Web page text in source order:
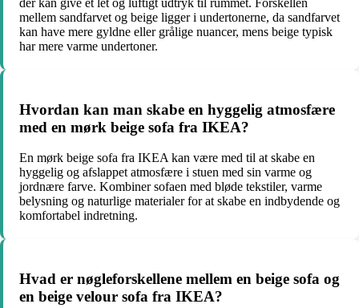
der kan give et let og luftigt udtryk til rummet. Forskellen
mellem sandfarvet og beige ligger i undertonerne, da sandfarvet
kan have mere gyldne eller grålige nuancer, mens beige typisk
har mere varme undertoner.
Hvordan kan man skabe en hyggelig atmosfære
med en mørk beige sofa fra IKEA?
En mørk beige sofa fra IKEA kan være med til at skabe en
hyggelig og afslappet atmosfære i stuen med sin varme og
jordnære farve. Kombiner sofaen med bløde tekstiler, varme
belysning og naturlige materialer for at skabe en indbydende og
komfortabel indretning.
Hvad er nøgleforskellene mellem en beige sofa og
en beige velour sofa fra IKEA?